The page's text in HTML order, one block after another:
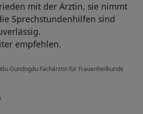
mit der Ärztin, sie nimmt
Sprechstundenhilfen sind
empfehlen.
Gündogdu Fachärztin für Frauenheilkunde